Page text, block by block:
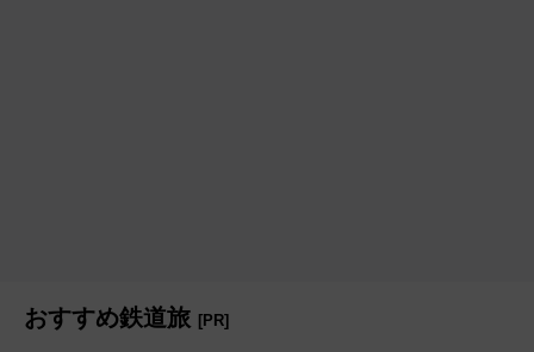
おすすめ鉄道旅 [PR]